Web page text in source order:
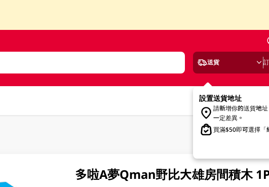
送貨
設置送貨地址
請新增你的送貨地
一定差異。
買滿$50即可選擇「
多啦A夢Qman野比大雄房間積木